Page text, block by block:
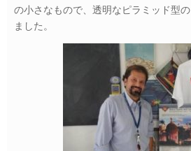
の小さなもので、透明なピラミッド型
ました。